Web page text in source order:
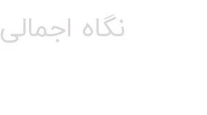
نگاه اجمالی